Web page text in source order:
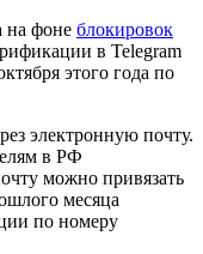
на фоне блокировок
в Telegram
этого года по
электронную почту.
в РФ
можно привязать
месяца
по номеру